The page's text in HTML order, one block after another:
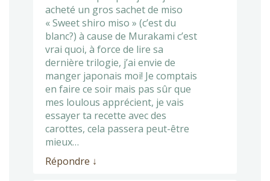
acheté un gros sachet de miso
« Sweet shiro miso » (c’est du
blanc?) à cause de Murakami c’est
vrai quoi, à force de lire sa
dernière trilogie, j’ai envie de
manger japonais moi! Je comptais
en faire ce soir mais pas sûr que
mes loulous apprécient, je vais
essayer ta recette avec des
carottes, cela passera peut-être
mieux…
Répondre ↓